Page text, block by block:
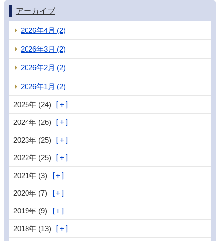
アーカイブ
2026年4月 (2)
2026年3月 (2)
2026年2月 (2)
2026年1月 (2)
2025年 (24)
2024年 (26)
2023年 (25)
2022年 (25)
2021年 (3)
2020年 (7)
2019年 (9)
2018年 (13)